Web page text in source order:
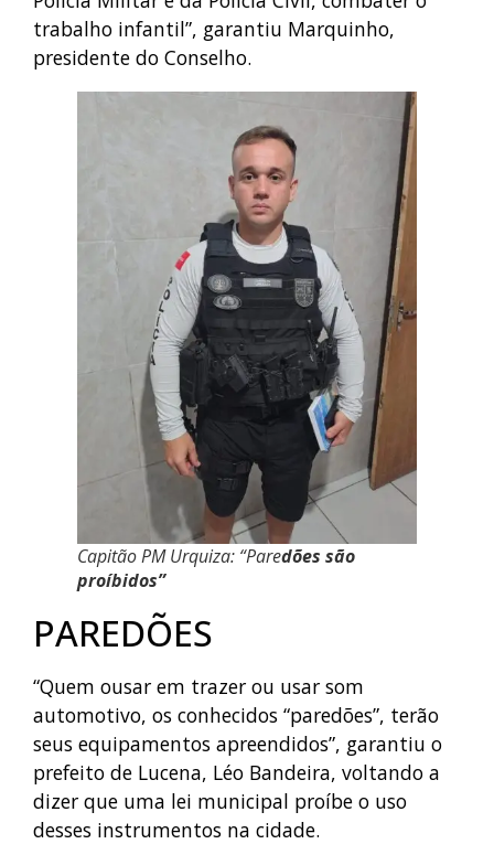
trabalho infantil”, garantiu Marquinho,
presidente do Conselho.
Capitão PM Urquiza: “Paredões são
proíbidos”
PAREDÕES
“Quem ousar em trazer ou usar som
automotivo, os conhecidos “paredões”, terão
seus equipamentos apreendidos”, garantiu o
prefeito de Lucena, Léo Bandeira, voltando a
dizer que uma lei municipal proíbe o uso
desses instrumentos na cidade.